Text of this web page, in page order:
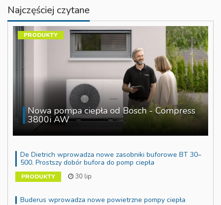
Najczęściej czytane
Nowa pompa ciepła od Bosch - Compress
3800i AW
PRODUKTY
De Dietrich wprowadza nowe zasobniki buforowe BT 30–
500. Prostszy dobór bufora do pomp ciepła
PRODUKTY 30 lip
Buderus wprowadza nowe powietrzne pompy ciepła